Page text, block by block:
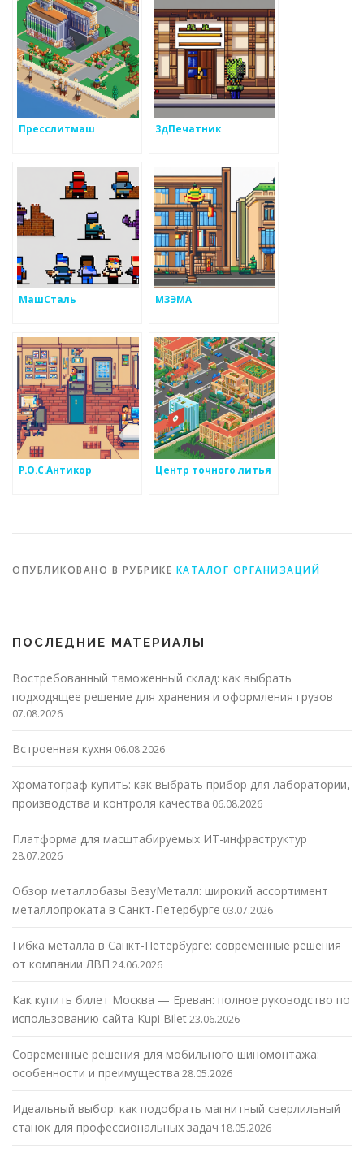
Пресслитмаш 3дПечатник
МашСталь МЗЭМА
Р.О.С.Антикор Центр точного литья
ОПУБЛИКОВАНО В РУБРИКЕ КАТАЛОГ ОРГАНИЗАЦИЙ
ПОСЛЕДНИЕ МАТЕРИАЛЫ
Востребованный таможенный склад: как выбрать
подходящее решение для хранения и оформления грузов
07.08.2026
Встроенная кухня 06.08.2026
Хроматограф купить: как выбрать прибор для лаборатории,
производства и контроля качества 06.08.2026
Платформа для масштабируемых ИТ-инфраструктур
28.07.2026
Обзор металлобазы ВезуМеталл: широкий ассортимент
металлопроката в Санкт-Петербурге 03.07.2026
Гибка металла в Санкт-Петербурге: современные решения
от компании ЛВП 24.06.2026
Как купить билет Москва — Ереван: полное руководство по
использованию сайта Kupi Bilet23.06.2026
Современные решения для мобильного шиномонтажа:
особенности и преимущества 28.05.2026
Идеальный выбор: как подобрать магнитный сверлильный
станок для профессиональных задач 18.05.2026